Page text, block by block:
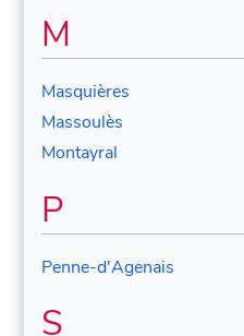
M
Masquières
Massoulès
Montayral
P
Penne-d'Agenais
S